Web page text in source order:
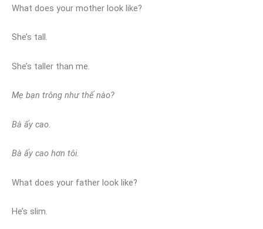
What does your mother look like?
She’s tall.
She’s taller than me.
Mẹ bạn trông như thế nào?
Bà ấy cao.
Bà ấy cao hơn tôi.
What does your father look like?
He’s slim.